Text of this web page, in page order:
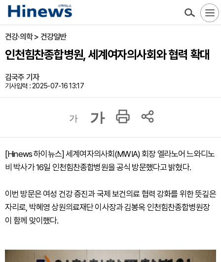
건강·의학 > 건강일반
인천힘찬종합병원, 세계여자의사회와 협력 확대
김국주 기자
기사입력 : 2025-07-16 13:17
가 가
[Hinews 하이뉴스] 세계여자의사회(MWIA) 회장 엘라노어 느와디노
비 박사가 16일 인천힘찬종합병원을 공식 방문했다고 밝혔다.
이번 방문은 여성 건강 증진과 국제 보건의료 협력 강화를 위한 뜻깊은
자리로, 박혜영 상원의료재단 이사장과 김봉옥 인천힘찬종합병원장
이 함께 맞이했다.